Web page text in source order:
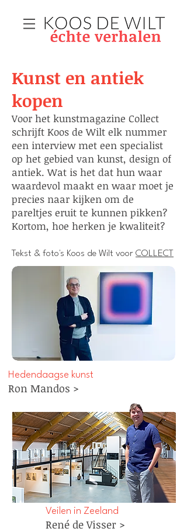
Kunst en antiek
kopen
Voor het kunstmagazine Collect
schrijft Koos de Wilt elk nummer
een interview met een specialist
op het gebied van kunst, design of
antiek. Wat is het dat hun waar
waardevol maakt en waar moet je
precies naar kijken om de
pareltjes eruit te kunnen pikken?
Kortom, hoe herken je kwaliteit?​​
Tekst & foto's Koos de Wilt voor COLLECT
Hedendaagse kunst
Ron Mandos >
Veilen in Zeeland
René de Visser >